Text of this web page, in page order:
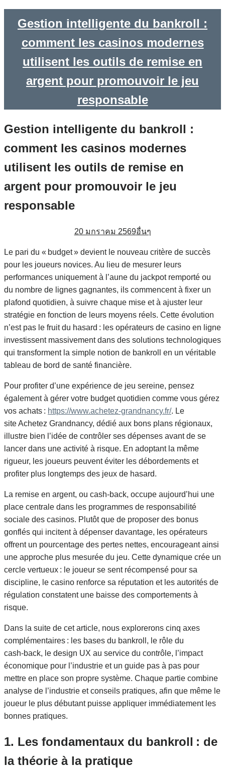
Gestion intelligente du bankroll :
comment les casinos modernes
utilisent les outils de remise en
argent pour promouvoir le jeu
responsable
Gestion intelligente du bankroll :
comment les casinos modernes
utilisent les outils de remise en
argent pour promouvoir le jeu
responsable
20 มกราคม 2569อื่นๆ
Le pari du « budget » devient le nouveau critère de succès
pour les joueurs novices. Au lieu de mesurer leurs
performances uniquement à l’aune du jackpot remporté ou
du nombre de lignes gagnantes, ils commencent à fixer un
plafond quotidien, à suivre chaque mise et à ajuster leur
stratégie en fonction de leurs moyens réels. Cette évolution
n’est pas le fruit du hasard : les opérateurs de casino en ligne
investissent massivement dans des solutions technologiques
qui transforment la simple notion de bankroll en un véritable
tableau de bord de santé financière.
Pour profiter d’une expérience de jeu sereine, pensez
également à gérer votre budget quotidien comme vous gérez
vos achats : https://www.achetez-grandnancy.fr/. Le
site Achetez Grandnancy, dédié aux bons plans régionaux,
illustre bien l’idée de contrôler ses dépenses avant de se
lancer dans une activité à risque. En adoptant la même
rigueur, les joueurs peuvent éviter les débordements et
profiter plus longtemps des jeux de hasard.
La remise en argent, ou cash‑back, occupe aujourd’hui une
place centrale dans les programmes de responsabilité
sociale des casinos. Plutôt que de proposer des bonus
gonflés qui incitent à dépenser davantage, les opérateurs
offrent un pourcentage des pertes nettes, encourageant ainsi
une approche plus mesurée du jeu. Cette dynamique crée un
cercle vertueux : le joueur se sent récompensé pour sa
discipline, le casino renforce sa réputation et les autorités de
régulation constatent une baisse des comportements à
risque.
Dans la suite de cet article, nous explorerons cinq axes
complémentaires : les bases du bankroll, le rôle du
cash‑back, le design UX au service du contrôle, l’impact
économique pour l’industrie et un guide pas à pas pour
mettre en place son propre système. Chaque partie combine
analyse de l’industrie et conseils pratiques, afin que même le
joueur le plus débutant puisse appliquer immédiatement les
bonnes pratiques.
1. Les fondamentaux du bankroll : de
la théorie à la pratique